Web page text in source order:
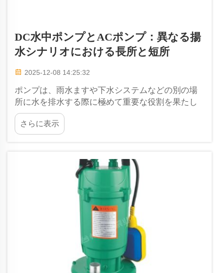
DC水中ポンプとACポンプ：異なる揚
水シナリオにおける長所と短所
2025-12-08 14:25:32
ポンプは、雨水ますや下水システムなどの別の場
所に水を排水する際に極めて重要な役割を果たし
ます。当社Weiyingでは、このような用途に適した
さまざまな種類のポンプを製造しています。最も
一般的な2種類はDC水中ポンプ、および...
さらに表示